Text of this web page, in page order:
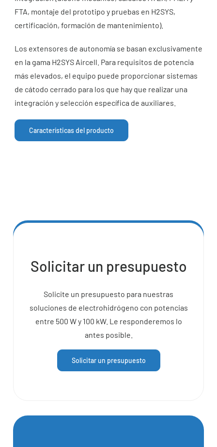
FTA, montaje del prototipo y pruebas en H2SYS,
certificación, formación de mantenimiento).
Los extensores de autonomía se basan exclusivamente
en la gama H2SYS Aircell. Para requisitos de potencia
más elevados, el equipo puede proporcionar sistemas
de cátodo cerrado para los que hay que realizar una
integración y selección específica de auxiliares.
Características del producto
Solicitar un presupuesto
Solicite un presupuesto para nuestras
soluciones de electrohidrógeno con potencias
entre 500 W y 100 kW. Le responderemos lo
antes posible.
Solicitar un presupuesto